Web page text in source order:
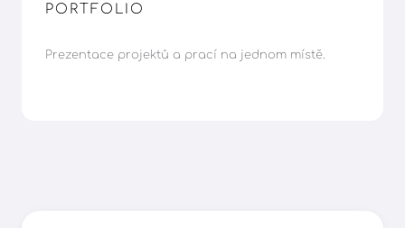
PORTFOLIO
Prezentace projektů a prací na jednom místě.